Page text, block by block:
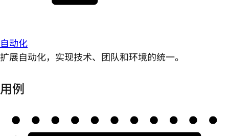
自动化
扩展自动化，实现技术、团队和环境的统一。
用例